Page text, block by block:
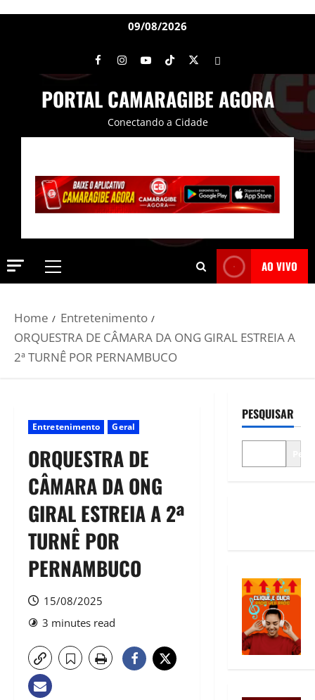
09/08/2026
PORTAL CAMARAGIBE AGORA
Conectando a Cidade
AO VIVO
Home
Entretenimento
ORQUESTRA DE CÂMARA DA ONG GIRAL ESTREIA A
2ª TURNÊ POR PERNAMBUCO
Entretenimento Geral
ORQUESTRA DE
CÂMARA DA ONG
GIRAL ESTREIA A 2ª
TURNÊ POR
PERNAMBUCO
15/08/2025
3 minutes read
PESQUISAR